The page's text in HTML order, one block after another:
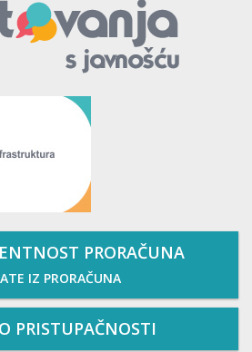
PRORAČUNA
IZ PRORAČUNA
PRISTUPAČNOSTI